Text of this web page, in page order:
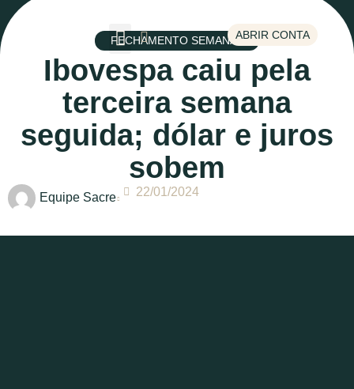
ABRIR CONTA
FECHAMENTO SEMANAL
Ibovespa caiu pela
terceira semana
seguida; dólar e juros
sobem
Equipe Sacre 22/01/2024